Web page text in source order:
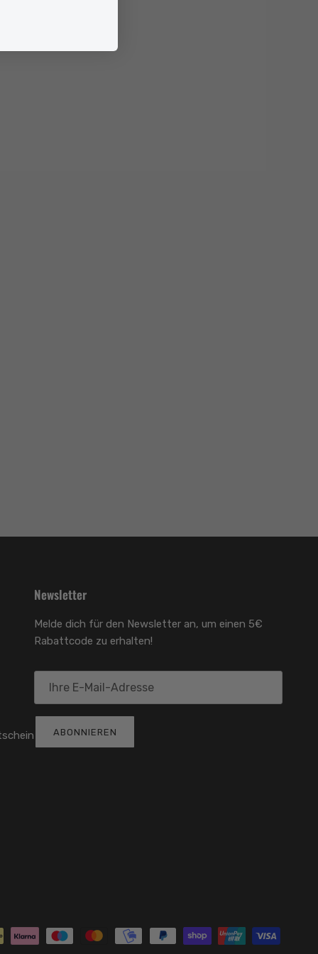
Newsletter
Melde dich für den Newsletter an, um einen 5€
Rabattcode zu erhalten!
ABONNIEREN